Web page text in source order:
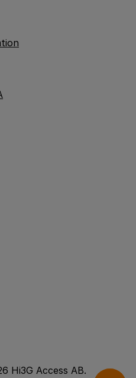
Hi3G Access AB.